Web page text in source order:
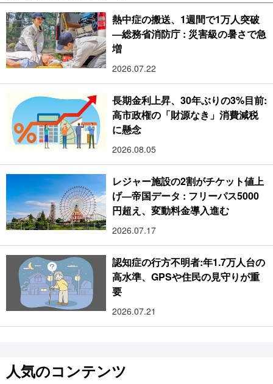
熱中症の搬送、1週間で1万人突破
―総務省消防庁 : 災害級の暑さで急
増
2026.07.22
長期金利上昇、30年ぶりの3%目前:
高市政権の「財源なき」消費減税
に懸念
2026.08.05
レジャー施設の2割がチケット値上
げ―帝国データ : フリーパス5000
円超え、変動料金導入進む
2026.07.17
認知症の行方不明者:年1.7万人台の
高水準、GPSや住民の見守りが重
要
2026.07.21
人気のコンテンツ